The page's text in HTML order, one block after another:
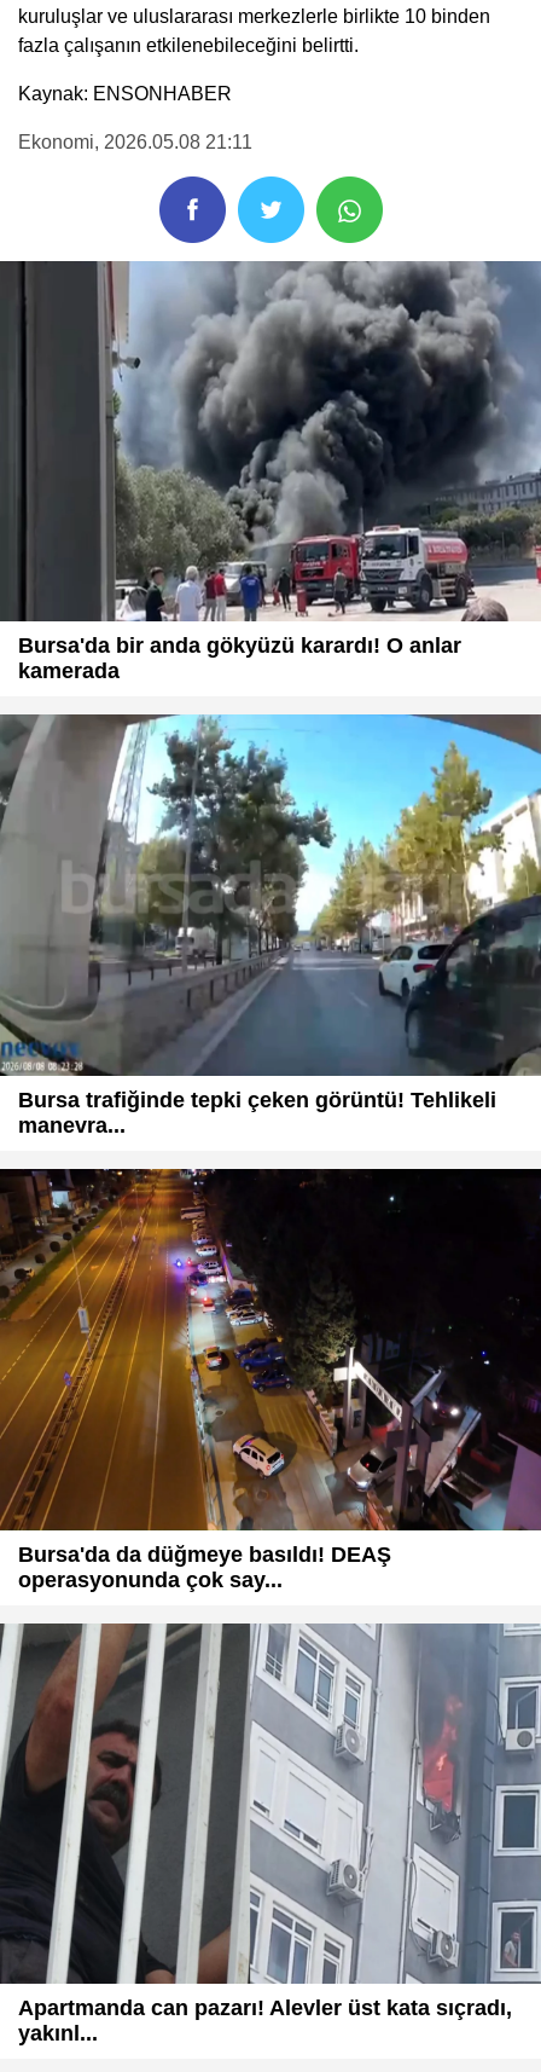
kuruluşlar ve uluslararası merkezlerle birlikte 10 binden
fazla çalışanın etkilenebileceğini belirtti.
Kaynak: ENSONHABER
Ekonomi, 2026.05.08 21:11
Bursa'da bir anda gökyüzü karardı! O anlar
kamerada
Bursa trafiğinde tepki çeken görüntü! Tehlikeli
manevra...
Bursa'da da düğmeye basıldı! DEAŞ
operasyonunda çok say...
Apartmanda can pazarı! Alevler üst kata sıçradı,
yakınl...